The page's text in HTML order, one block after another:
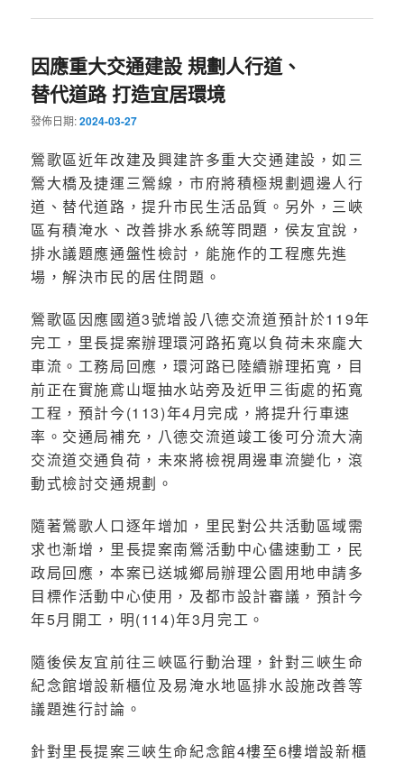
因應重大交通建設 規劃人行道、
替代道路 打造宜居環境
發佈日期:2024-03-27
鶯歌區近年改建及興建許多重大交通建設，如三
鶯大橋及捷運三鶯線，市府將積極規劃週邊人行
道、替代道路，提升市民生活品質。另外，三峽
區有積淹水、改善排水系統等問題，侯友宜說，
排水議題應通盤性檢討，能施作的工程應先進
場，解決市民的居住問題。
鶯歌區因應國道3號增設八德交流道預計於119年
完工，里長提案辦理環河路拓寬以負荷未來龐大
車流。工務局回應，環河路已陸續辦理拓寬，目
前正在實施鳶山堰抽水站旁及近甲三街處的拓寬
工程，預計今(113)年4月完成，將提升行車速
率。交通局補充，八德交流道竣工後可分流大湳
交流道交通負荷，未來將檢視周邊車流變化，滾
動式檢討交通規劃。
隨著鶯歌人口逐年增加，里民對公共活動區域需
求也漸增，里長提案南鶯活動中心儘速動工，民
政局回應，本案已送城鄉局辦理公園用地申請多
目標作活動中心使用，及都市設計審議，預計今
年5月開工，明(114)年3月完工。
隨後侯友宜前往三峽區行動治理，針對三峽生命
紀念館增設新櫃位及易淹水地區排水設施改善等
議題進行討論。
針對里長提案三峽生命紀念館4樓至6樓增設新櫃